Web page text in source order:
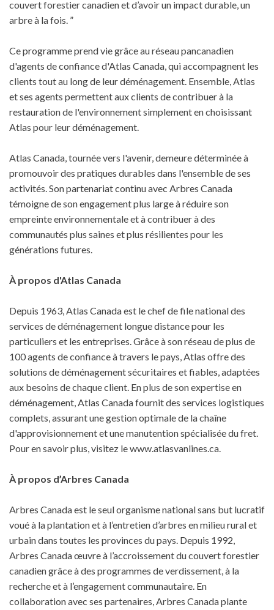
couvert forestier canadien et d’avoir un impact durable, un
arbre à la fois. ”
Ce programme prend vie grâce au réseau pancanadien
d'agents de confiance d'Atlas Canada, qui accompagnent les
clients tout au long de leur déménagement. Ensemble, Atlas
et ses agents permettent aux clients de contribuer à la
restauration de l'environnement simplement en choisissant
Atlas pour leur déménagement.
Atlas Canada, tournée vers l'avenir, demeure déterminée à
promouvoir des pratiques durables dans l'ensemble de ses
activités. Son partenariat continu avec Arbres Canada
témoigne de son engagement plus large à réduire son
empreinte environnementale et à contribuer à des
communautés plus saines et plus résilientes pour les
générations futures.
À propos d'Atlas Canada
Depuis 1963, Atlas Canada est le chef de file national des
services de déménagement longue distance pour les
particuliers et les entreprises. Grâce à son réseau de plus de
100 agents de confiance à travers le pays, Atlas offre des
solutions de déménagement sécuritaires et fiables, adaptées
aux besoins de chaque client. En plus de son expertise en
déménagement, Atlas Canada fournit des services logistiques
complets, assurant une gestion optimale de la chaîne
d'approvisionnement et une manutention spécialisée du fret.
Pour en savoir plus, visitez le www.atlasvanlines.ca.
À propos d’Arbres Canada
Arbres Canada est le seul organisme national sans but lucratif
voué à la plantation et à l’entretien d’arbres en milieu rural et
urbain dans toutes les provinces du pays. Depuis 1992,
Arbres Canada œuvre à l’accroissement du couvert forestier
canadien grâce à des programmes de verdissement, à la
recherche et à l’engagement communautaire. En
collaboration avec ses partenaires, Arbres Canada plante